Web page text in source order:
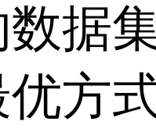
据
方